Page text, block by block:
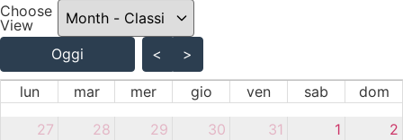
Skip Calendar
Choose
View
Oggi
< >
lun mar mer gio ven sab dom
27 28 29 30 31 1 2